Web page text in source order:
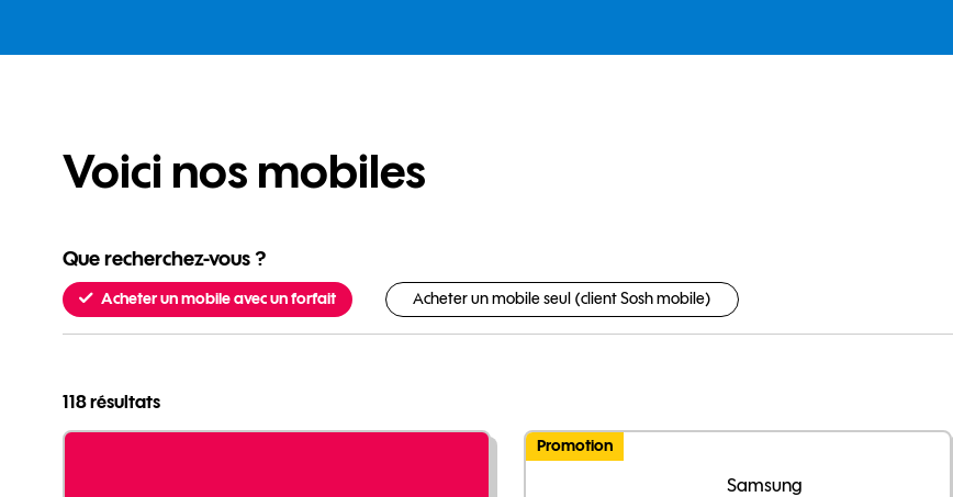
Voici nos mobiles
Que recherchez-vousparmi les choix suivants
?
Acheter un mobile avec un forfait Acheter un mobile seul (client Sosh mobile)
On a trouvé
118 résultats, triés par pertinence
Promotion
Samsung